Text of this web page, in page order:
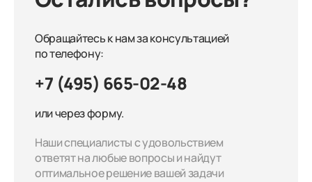
Обращайтесь к нам за консультацией
по телефону:
+7 (495) 665-02-48
или через форму.
Наши специалисты с удовольствием
ответят на любые вопросы и найдут
оптимальное решение вашей задачи